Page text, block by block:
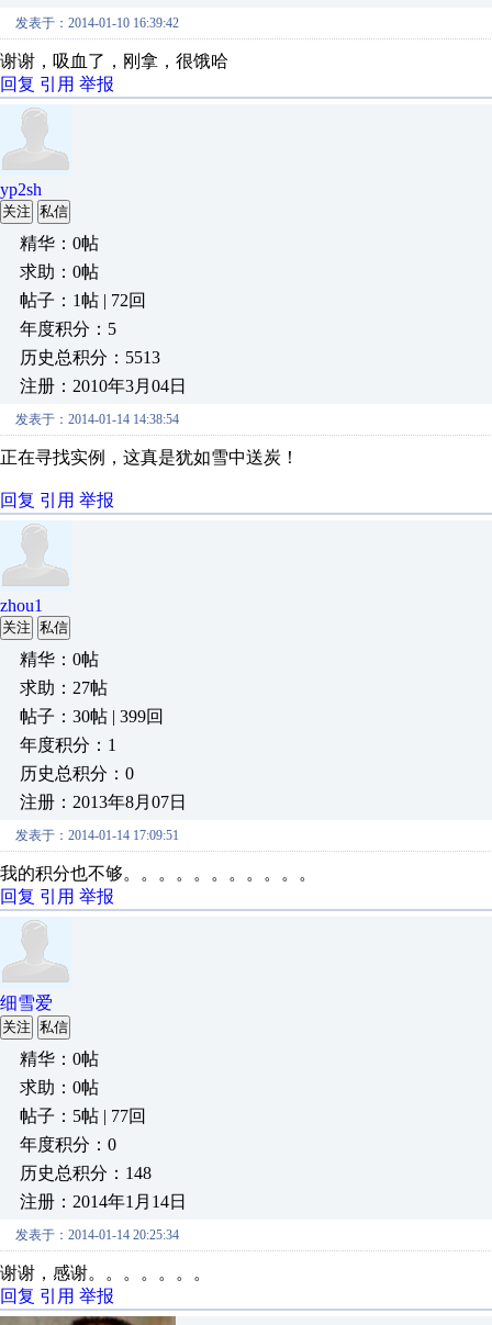
发表于：2014-01-10 16:39:42
谢谢，吸血了，刚拿，很饿哈
回复 引用 举报
yp2sh
关注 私信
精华：0帖
求助：0帖
帖子：1帖 | 72回
年度积分：5
历史总积分：5513
注册：2010年3月04日
发表于：2014-01-14 14:38:54
正在寻找实例，这真是犹如雪中送炭！
回复 引用 举报
zhou1
关注 私信
精华：0帖
求助：27帖
帖子：30帖 | 399回
年度积分：1
历史总积分：0
注册：2013年8月07日
发表于：2014-01-14 17:09:51
我的积分也不够。。。。。。。。。。。
回复 引用 举报
细雪爱
关注 私信
精华：0帖
求助：0帖
帖子：5帖 | 77回
年度积分：0
历史总积分：148
注册：2014年1月14日
发表于：2014-01-14 20:25:34
谢谢，感谢。。。。。。。
回复 引用 举报